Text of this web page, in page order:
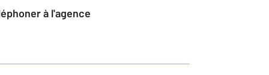
à l'agence